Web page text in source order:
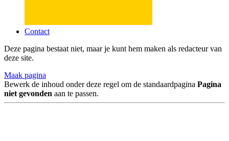
Contact
Deze pagina bestaat niet, maar je kunt hem maken als redacteur van
deze site.
Maak pagina
Bewerk de inhoud onder deze regel om de standaardpagina Pagina
niet gevonden aan te passen.